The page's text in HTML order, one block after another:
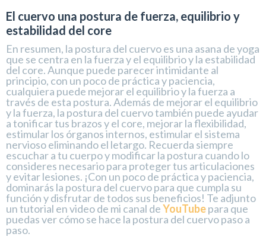
El cuervo una postura de fuerza, equilibrio y
estabilidad del core
En resumen, la postura del cuervo es una asana de yoga
que se centra en la fuerza y el equilibrio y la estabilidad
del core. Aunque puede parecer intimidante al
principio, con un poco de práctica y paciencia,
cualquiera puede mejorar el equilibrio y la fuerza a
través de esta postura. Además de mejorar el equilibrio
y la fuerza, la postura del cuervo también puede ayudar
a tonificar tus brazos y el core, mejorar la flexibilidad,
estimular los órganos internos, estimular el sistema
nervioso eliminando el letargo. Recuerda siempre
escuchar a tu cuerpo y modificar la postura cuando lo
consideres necesario para proteger tus articulaciones
y evitar lesiones. ¡Con un poco de práctica y paciencia,
dominarás la postura del cuervo para que cumpla su
función y disfrutar de todos sus beneficios! Te adjunto
un tutorial en video de mi canal deYouTubepara que
puedas ver cómo se hace la postura del cuervo paso a
paso.